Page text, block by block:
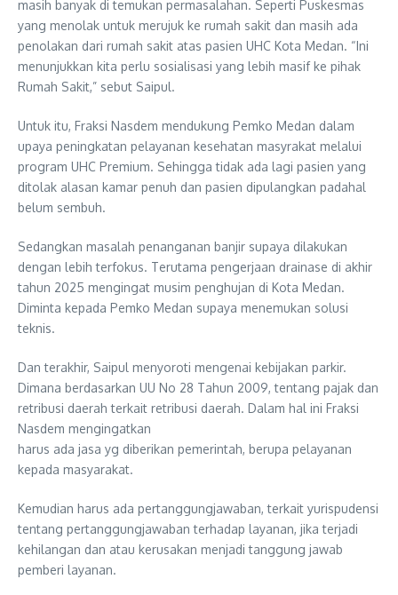
masih banyak di temukan permasalahan. Seperti Puskesmas
yang menolak untuk merujuk ke rumah sakit dan masih ada
penolakan dari rumah sakit atas pasien UHC Kota Medan. “Ini
menunjukkan kita perlu sosialisasi yang lebih masif ke pihak
Rumah Sakit,” sebut Saipul.
Untuk itu, Fraksi Nasdem mendukung Pemko Medan dalam
upaya peningkatan pelayanan kesehatan masyrakat melalui
program UHC Premium. Sehingga tidak ada lagi pasien yang
ditolak alasan kamar penuh dan pasien dipulangkan padahal
belum sembuh.
Sedangkan masalah penanganan banjir supaya dilakukan
dengan lebih terfokus. Terutama pengerjaan drainase di akhir
tahun 2025 mengingat musim penghujan di Kota Medan.
Diminta kepada Pemko Medan supaya menemukan solusi
teknis.
Dan terakhir, Saipul menyoroti mengenai kebijakan parkir.
Dimana berdasarkan UU No 28 Tahun 2009, tentang pajak dan
retribusi daerah terkait retribusi daerah. Dalam hal ini Fraksi
Nasdem mengingatkan
harus ada jasa yg diberikan pemerintah, berupa pelayanan
kepada masyarakat.
Kemudian harus ada pertanggungjawaban, terkait yurispudensi
tentang pertanggungjawaban terhadap layanan, jika terjadi
kehilangan dan atau kerusakan menjadi tanggung jawab
pemberi layanan.